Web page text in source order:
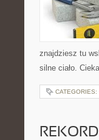
znajdziesz tu
silne ciało.
CATEGORIES: